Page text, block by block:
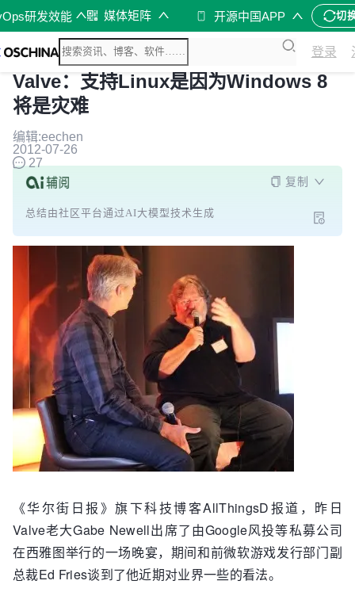
研发效能 媒体矩阵 开源中国APP 切
登录
Valve：支持Linux是因为Windows 8
将是灾难
编辑:eechen
2012-07-26
27
复制
总结由社区平台通过AI大模型技术生成
《华尔街日报》旗下科技博客AllThingsD报道，昨日
Valve老大Gabe Newell出席了由Google风投等私募公司
在西雅图举行的一场晚宴，期间和前微软游戏发行部门副
总裁Ed Fries谈到了他近期对业界一些的看法。